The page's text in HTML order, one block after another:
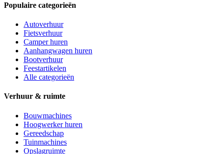
Populaire categorieën
Autoverhuur
Fietsverhuur
Camper huren
Aanhangwagen huren
Bootverhuur
Feestartikelen
Alle categorieën
Verhuur & ruimte
Bouwmachines
Hoogwerker huren
Gereedschap
Tuinmachines
Opslagruimte